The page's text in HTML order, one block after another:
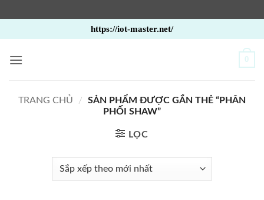
qua
nội
https://iot-master.net/
0
TRANG CHỦ /
SẢN PHẨM ĐƯỢC GẮN THẺ “PHÂN
PHỐI SHAW”
LỌC